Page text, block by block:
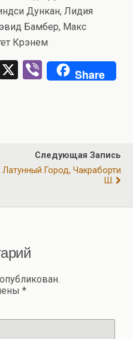
Дункан, Лидия
Бамбер, Макс
Крэнем
X
Vi
Share
Следующая Запись
Латунный Город, Чакраборти
Ш.
*